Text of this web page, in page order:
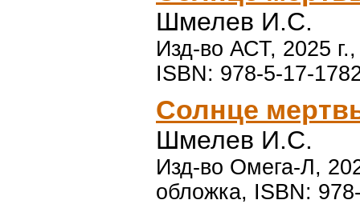
Шмелев И.С.
Изд-во АСТ, 2025
ISBN: 978-5-17-
Солнце
Шмелев И.С.
Изд-во Омега-Л,
обложка, ISBN: